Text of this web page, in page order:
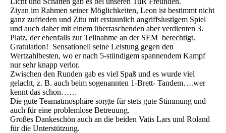
Ziyan im Rahmen seiner Möglichkeiten, Leon ist bestimmt nicht
ganz zufrieden und Zitu mit erstaunlich angriffslustigem Spiel
und auch daher mit einem überraschenden aber verdienten 3.
Platz, der ebenfalls zur Teilnahme an der SEM berechtigt.
Gratulation! Sensationell seine Leistung gegen den
Wertzahlbesten, wo er nach 5-stündigem spannendem Kampf
nur sehr knapp verlor.
Zwischen den Runden gab es viel Spaß und es wurde viel
gelacht, z. B. auch beim sogenannten 1-Brett- Tandem….wer
kennt das schon……
Die gute Teamatmosphäre sorgte für stets gute Stimmung und
auch für eine problemlose Betreuung.
Großes Dankeschön auch an die beiden Vatis Lars und Roland
für die Unterstützung.